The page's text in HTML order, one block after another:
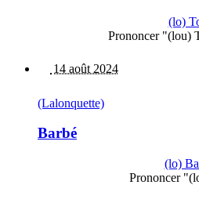
(lo)
Prononcer "(lou)
14 août 2024
(Lalonquette)
Barbé
(lo)
Prononcer